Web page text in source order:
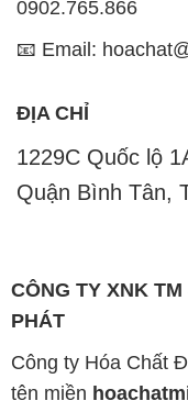
0902.765.866
📧 Email:
ĐỊA CHỈ
1229C Quốc lộ
Quận Bình Tân,
CÔNG TY XNK
PHÁT
Công ty Hóa Chất
tên miền